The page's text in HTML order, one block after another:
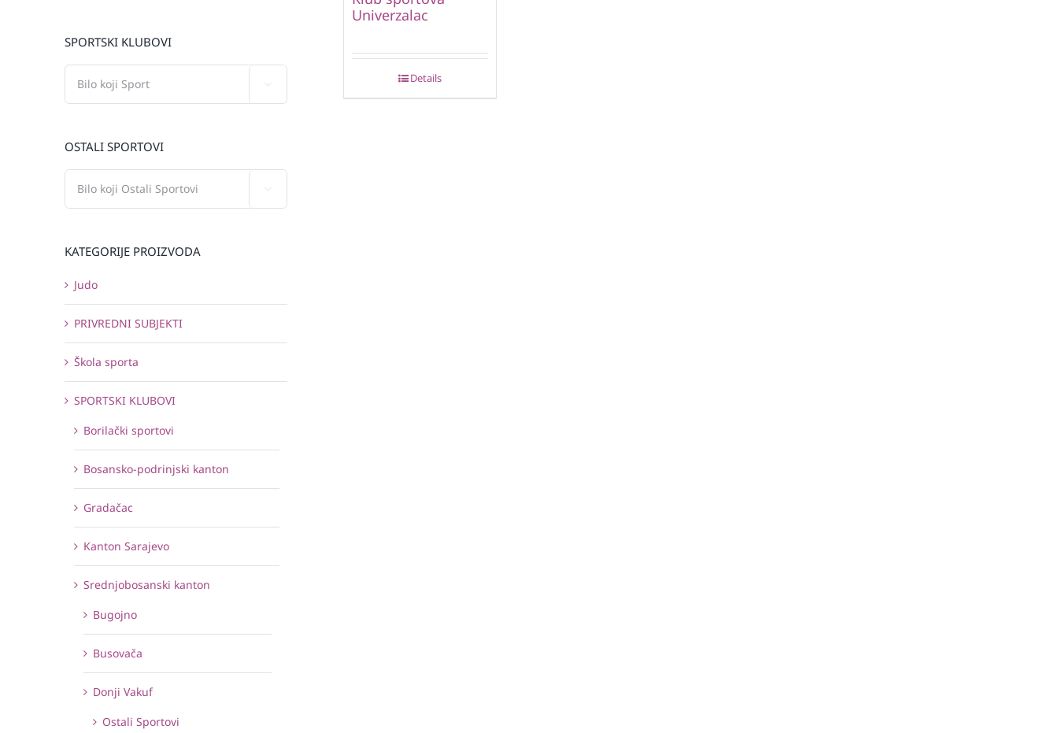
Univerzalac
Details
SPORTSKI KLUBOVI
OSTALI SPORTOVI
KATEGORIJE PROIZVODA
Judo
PRIVREDNI SUBJEKTI
Škola sporta
SPORTSKI KLUBOVI
Borilački sportovi
Bosansko-podrinjski kanton
Gradačac
Kanton Sarajevo
Srednjobosanski kanton
Bugojno
Busovača
Donji Vakuf
Ostali Sportovi